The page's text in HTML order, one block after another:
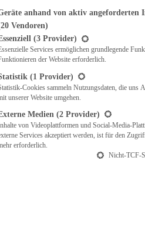
anhand von aktiv angeforderten
Vendoren)
eine Liste der Service-Gruppen, für die
(3 Provider)
Services ermöglichen grundlegende
der Website erforderlich.
(1 Provider)
Cookies sammeln Nutzungsdaten, die uns
unserer Website umgehen.
Medien (2 Provider)
von Videoplattformen und Social-Media-
Services akzeptiert werden, ist für den
erforderlich.
Nicht-TCF-